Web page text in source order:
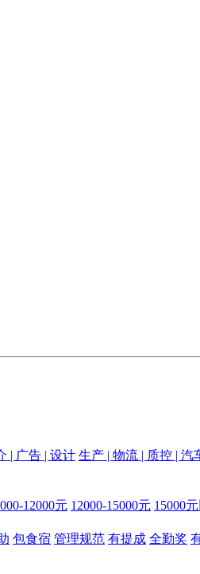
| 广告 | 设计 生产 | 物流 | 质控 | 汽
12000元 12000-15000元 15000
包食宿 管理规范 有提成 全勤奖